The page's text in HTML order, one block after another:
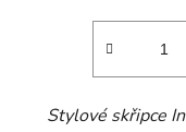
Stylové skřipce